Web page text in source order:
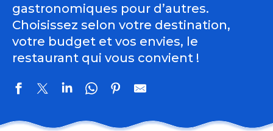
gastronomiques pour d’autres.
Choisissez selon votre destination,
votre budget et vos envies, le
restaurant qui vous convient !